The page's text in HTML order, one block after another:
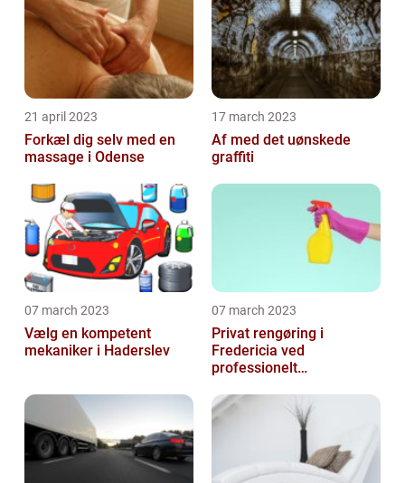
21 april 2023
Forkæl dig selv med en
massage i Odense
17 march 2023
Af med det uønskede
graffiti
07 march 2023
Vælg en kompetent
mekaniker i Haderslev
07 march 2023
Privat rengøring i
Fredericia ved
professionelt